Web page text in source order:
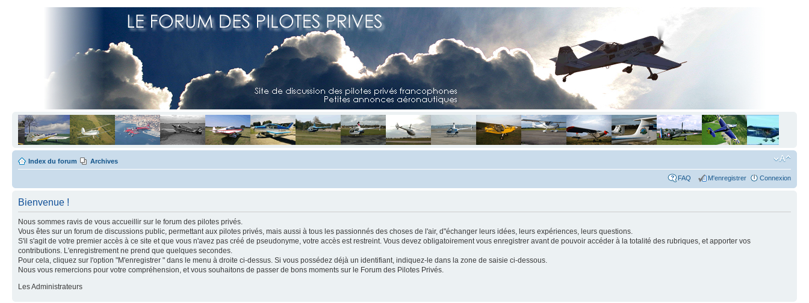
Index du forum Archives
FAQ M'enregistrer Connexion
Bienvenue !
Nous sommes ravis de vous accueillir sur le forum des pilotes privés.
Vous êtes sur un forum de discussions public, permettant aux pilotes privés, mais aussi à tous les passionnés des choses de l'air, d"échanger leurs idées, leurs expériences, leurs questions.
S'il s'agit de votre premier accès à ce site et que vous n'avez pas créé de pseudonyme, votre accès est restreint. Vous devez obligatoirement vous enregistrer avant de pouvoir accéder à la totalité des rubriques, et apporter vos
contributions. L'enregistrement ne prend que quelques secondes.
Pour cela, cliquez sur l'option "M'enregistrer " dans le menu à droite ci-dessus. Si vous possédez déjà un identifiant, indiquez-le dans la zone de saisie ci-dessous.
Nous vous remercions pour votre compréhension, et vous souhaitons de passer de bons moments sur le Forum des Pilotes Privés.
Les Administrateurs